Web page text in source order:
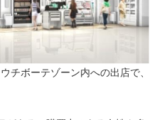
チボーテゾーン内への出店で、